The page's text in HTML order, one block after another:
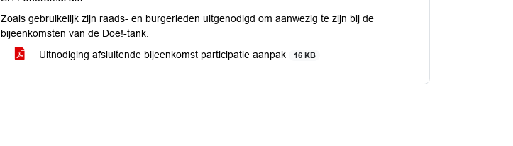
Zoals gebruikelijk zijn raads- en burgerleden uitgenodigd om aanwezig te zijn bij de
bijeenkomsten van de Doe!-tank.
Uitnodiging afsluitende bijeenkomst participatie aanpak 16 KB